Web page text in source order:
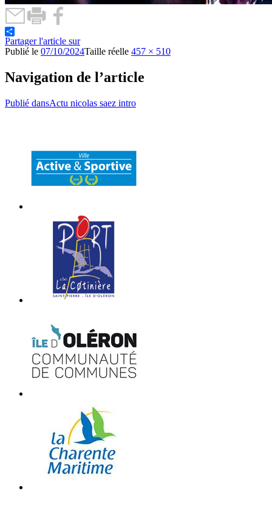
Partager l'article sur
Publié le 07/10/2024Taille réelle 457 × 510
Navigation de l’article
Publié dansActu nicolas saez intro